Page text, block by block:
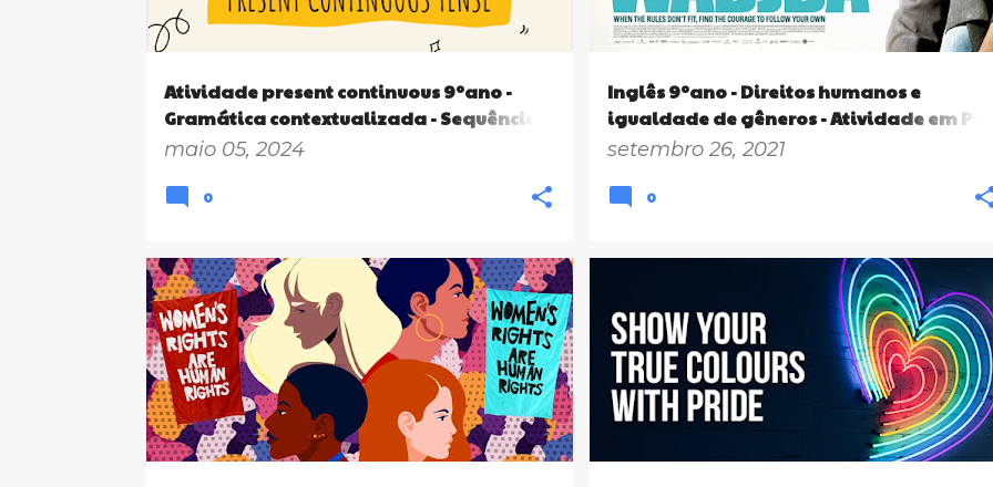
Atividade present continuous 9ºano -
Gramática contextualizada - Sequência
didática
maio 05, 2024
0
Inglês 9ºano - Direitos humanos e
igualdade de gêneros - Atividade em
- Cultura árabe (gabarito)
setembro 26, 2021
0
9º ANO EF09LI01 EF09LI03 EF09LI07 EF09LI12
EF09LI19 +
WRITING